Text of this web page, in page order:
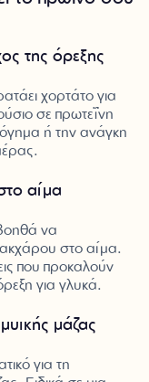
της όρεξης
χορτάτο για
σε πρωτεΐνη
ή την ανάγκη
αίμα
να
στο αίμα.
που προκαλούν
για γλυκά.
μάζας
για τη